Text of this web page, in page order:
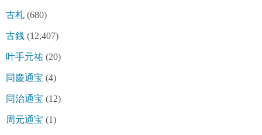
古札 (680)
古銭 (12,407)
叶手元祐 (20)
同慶通宝 (4)
同治通宝 (12)
周元通宝 (1)